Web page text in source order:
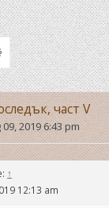
част V
09, 2019 6:43 pm
↑
12:13 am